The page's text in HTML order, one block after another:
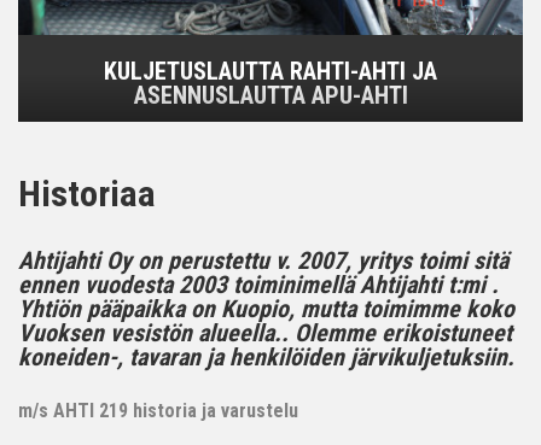
KULJETUSLAUTTA RAHTI-AHTI JA
ASENNUSLAUTTA APU-AHTI
Historiaa
Ahtijahti Oy on perustettu v. 2007, yritys toimi sitä
ennen vuodesta 2003 toiminimellä Ahtijahti t:mi .
Yhtiön pääpaikka on Kuopio, mutta toimimme koko
Vuoksen vesistön alueella.. Olemme erikoistuneet
koneiden-, tavaran ja henkilöiden järvikuljetuksiin.
m/s AHTI 219 historia ja varustelu